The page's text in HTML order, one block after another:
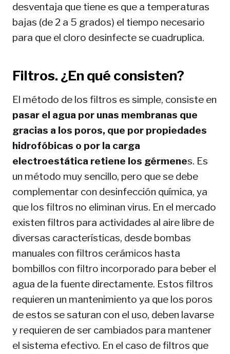
desventaja que tiene es que a temperaturas
bajas (de 2 a 5 grados) el tiempo necesario
para que el cloro desinfecte se cuadruplica.
Filtros. ¿En qué consisten?
El método de los filtros es simple, consiste en
pasar el agua por unas membranas que
gracias a los poros, que por propiedades
hidrofóbicas o por la carga
electroestática retiene los gérmenes. Es
un método muy sencillo, pero que se debe
complementar con desinfección química, ya
que los filtros no eliminan virus. En el mercado
existen filtros para actividades al aire libre de
diversas características, desde bombas
manuales con filtros cerámicos hasta
bombillos con filtro incorporado para beber el
agua de la fuente directamente. Estos filtros
requieren un mantenimiento ya que los poros
de estos se saturan con el uso, deben lavarse
y requieren de ser cambiados para mantener
el sistema efectivo. En el caso de filtros que